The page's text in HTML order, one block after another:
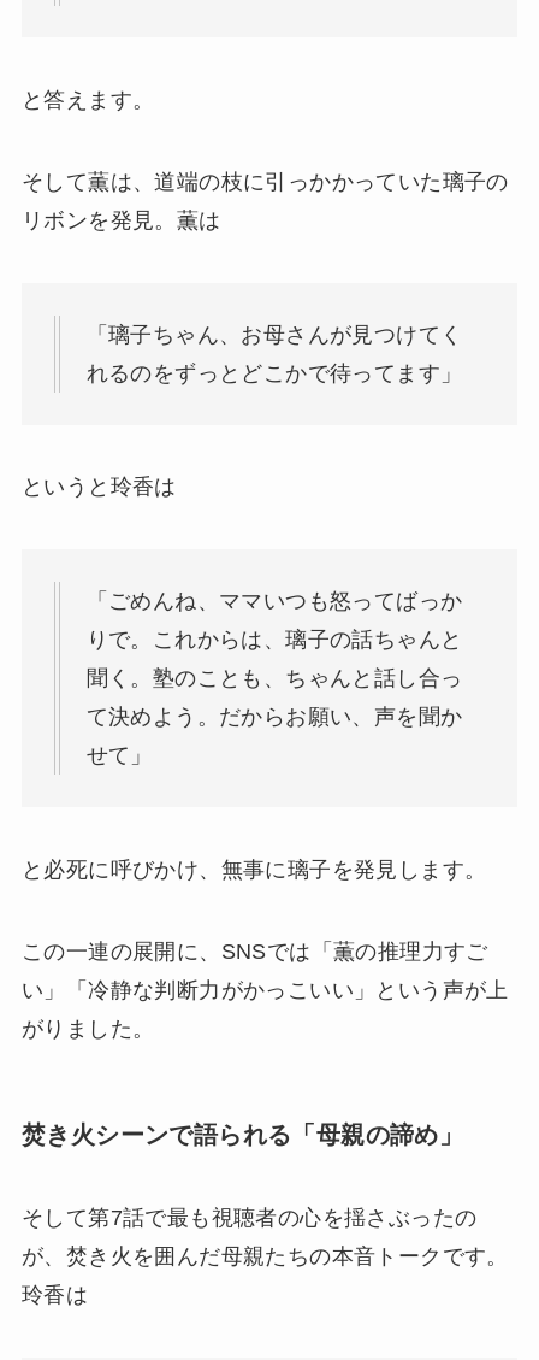
と答えます。
そして薫は、道端の枝に引っかかっていた璃子の
リボンを発見。薫は
「璃子ちゃん、お母さんが見つけてく
れるのをずっとどこかで待ってます」
というと玲香は
「ごめんね、ママいつも怒ってばっか
りで。これからは、璃子の話ちゃんと
聞く。塾のことも、ちゃんと話し合っ
て決めよう。だからお願い、声を聞か
せて」
と必死に呼びかけ、無事に璃子を発見します。
この一連の展開に、SNSでは「薫の推理力すご
い」「冷静な判断力がかっこいい」という声が上
がりました。
焚き火シーンで語られる「母親の諦め」
そして第7話で最も視聴者の心を揺さぶったの
が、焚き火を囲んだ母親たちの本音トークです。
玲香は